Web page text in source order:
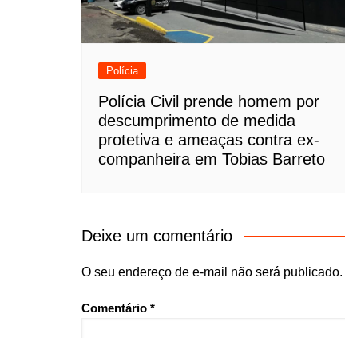
Polícia
Polícia Civil prende homem por
descumprimento de medida
protetiva e ameaças contra ex-
companheira em Tobias Barreto
Deixe um comentário
O seu endereço de e-mail não será publicado.
Comentário *